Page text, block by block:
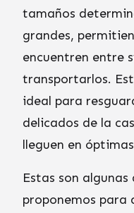
tamaños
grandes,
encuentren entre
transportarlos.
ideal para
delicados de la
lleguen en
Estas son
proponemos para